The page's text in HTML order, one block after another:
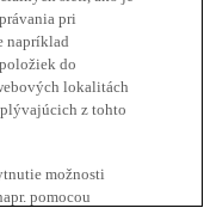
pri
napríklad
do
lokalitách
z tohto
možnosti
pomocou